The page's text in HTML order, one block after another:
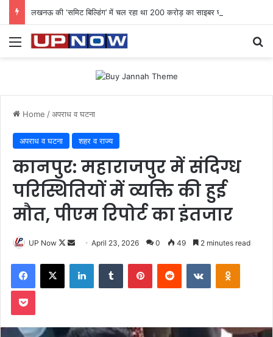
Menu
Home /अपराध व घटना
अपराध व घटना शहर व राज्य
कानपुर: महाराजपुर में संदिग्ध
परिस्थितियों में व्यक्ति की हुई
मौत, पीएम रिपोर्ट का इंतजार
UP Now
Follow
Send
email
April 23, 2026 0 49 2 minutes read
Facebook
X LinkedInTumblr PinterestReddit VKontakte
Pocket